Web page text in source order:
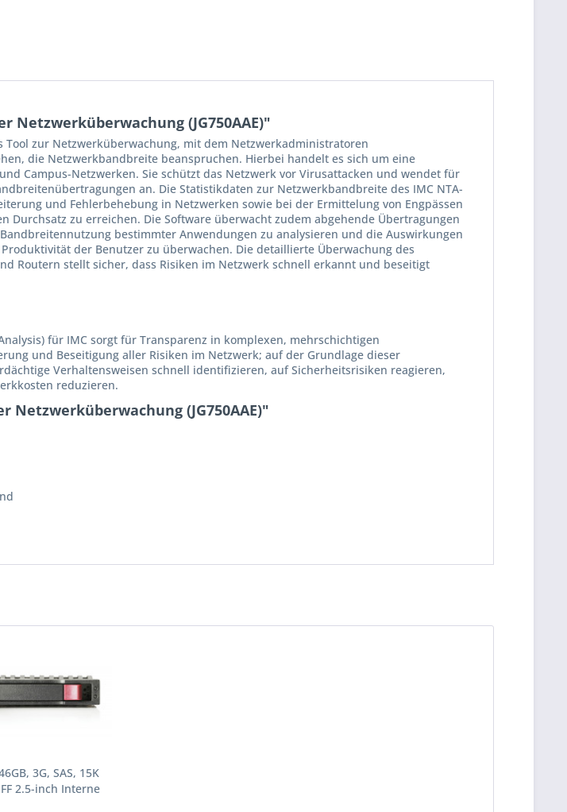
(JG750AAE)"
Tool zur Netzwerküberwachung, mit dem Netzwerkadministratoren
die Netzwerkbandbreite beanspruchen. Hierbei handelt es sich um eine
Campus-Netzwerken. Sie schützt das Netzwerk vor Virusattacken und wendet für
an. Die Statistikdaten zur Netzwerkbandbreite des IMC NTA-
und Fehlerbehebung in Netzwerken sowie bei der Ermittelung von Engpässen
zu erreichen. Die Software überwacht zudem abgehende Übertragungen
bestimmter Anwendungen zu analysieren und die Auswirkungen
der Benutzer zu überwachen. Die detaillierte Überwachung des
Routern stellt sicher, dass Risiken im Netzwerk schnell erkannt und beseitigt
für IMC sorgt für Transparenz in komplexen, mehrschichtigen
und Beseitigung aller Risiken im Netzwerk; auf der Grundlage dieser
Verhaltensweisen schnell identifizieren, auf Sicherheitsrisiken reagieren,
reduzieren.
(JG750AAE)"
3G, SAS, 15K
2.5-inch Interne